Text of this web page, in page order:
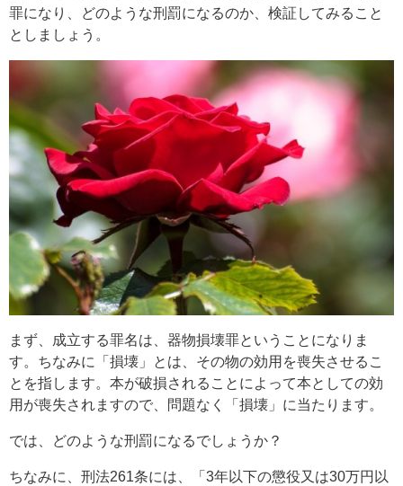
罪になり、どのような刑罰になるのか、検証してみること
としましょう。
まず、成立する罪名は、器物損壊罪ということになりま
す。ちなみに「損壊」とは、その物の効用を喪失させるこ
とを指します。本が破損されることによって本としての効
用が喪失されますので、問題なく「損壊」に当たります。
では、どのような刑罰になるでしょうか？
ちなみに、刑法261条には、「3年以下の懲役又は30万円以